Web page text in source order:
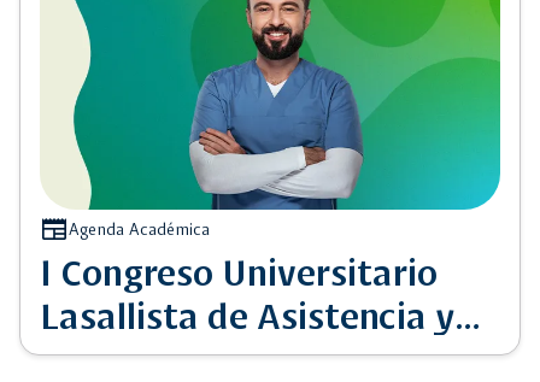
newspaperAgenda Académica
I Congreso Universitario
Lasallista de Asistencia y
Enfermería Veterinaria